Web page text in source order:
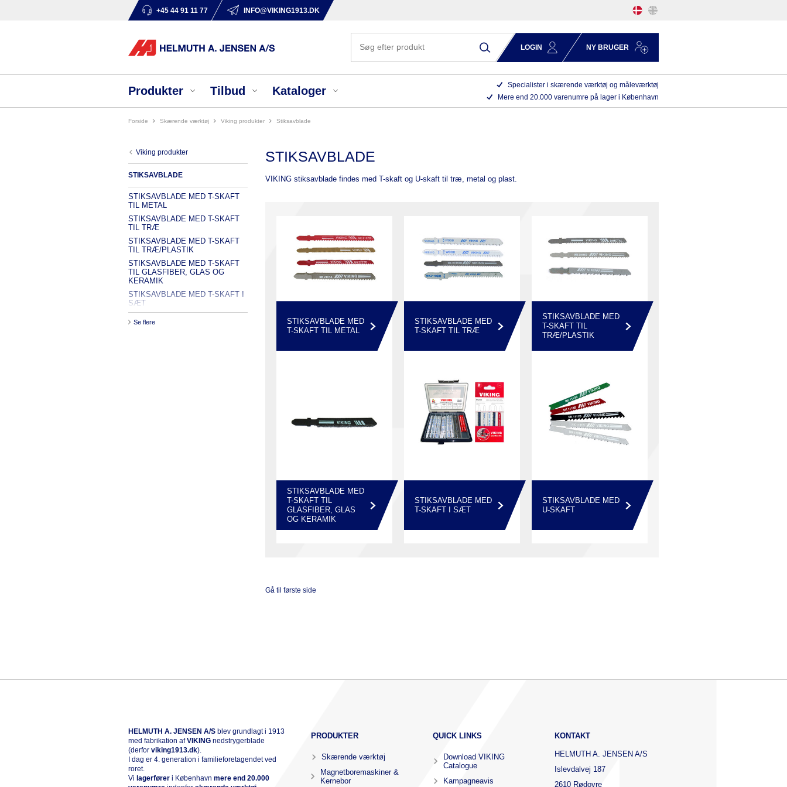
+45 44 91 11 77 INFO@VIKING1913.DK
LOGIN NY BRUGER
Produkter Tilbud Kataloger
Specialister i skærende værktøj og måleværktøj
Mere end 20.000 varenumre på lager i København
Forside skærende værktøj viking produkter stiksavblade
viking produkter
STIKSAVBLADE
STIKSAVBLADE MED T-SKAFT
TIL METAL
STIKSAVBLADE MED T-SKAFT
TIL TRÆ
STIKSAVBLADE MED T-SKAFT
TIL TRÆ/PLASTIK
STIKSAVBLADE MED T-SKAFT
TIL GLASFIBER, GLAS OG
KERAMIK
STIKSAVBLADE MED T-SKAFT I
SÆT
Se flere
STIKSAVBLADE
VIKING stiksavblade findes med T-skaft og U-skaft til træ, metal og plast.
STIKSAVBLADE MED
T-SKAFT TIL METAL
STIKSAVBLADE MED
T-SKAFT TIL TRÆ
STIKSAVBLADE MED
T-SKAFT TIL
TRÆ/PLASTIK
STIKSAVBLADE MED
T-SKAFT TIL
GLASFIBER, GLAS
OG KERAMIK
STIKSAVBLADE MED
T-SKAFT I SÆT
STIKSAVBLADE MED
U-SKAFT
Gå til første side
HELMUTH A. JENSEN A/S blev grundlagt i 1913
med fabrikation afVIKING nedstrygerblade
(derfor viking1913.dk).
I dag er 4. generation i familieforetagendet ved
roret.
Vi agerfører i København mere end 20.000
PRODUKTER
Skærende værktøj
Magnetboremaskiner &
Kernebor
QUICK LINKS
Download VIKING
Catalogue
Kampagneavis
KONTAKT
HELMUTH A. JENSEN A/S
Islevdalvej 187
2610 Rødovre